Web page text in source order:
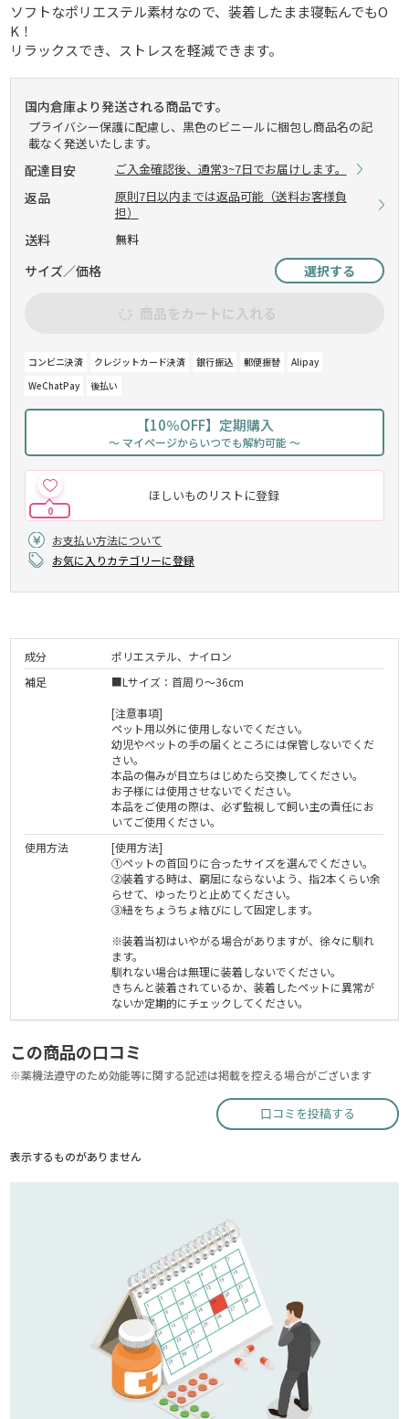
ソフトなポリエステル素材なので、装着したまま寝転んでもO
K！
リラックスでき、ストレスを軽減できます。
国内倉庫より発送される商品です。
プライバシー保護に配慮し、黒色のビニールに梱包し商品名の記
載なく発送いたします。
配達目安 ご入金確認後、通常3~7日でお届けします。
返品
原則7日以内までは返品可能（送料お客様負
担）
送料 無料
サイズ／価格 選択する
商品をカートに入れる
コンビニ決済 クレジットカード決済 銀行振込 郵便振替
Alipay
WeChatPay
後払い
【10％OFF】定期購入
～ マイページからいつでも解約可能 ～
ほしいものリストに登録
0
お支払い方法について
お気に入りカテゴリーに登録
成分
ポリエステル、ナイロン
補足
■Lサイズ：首周り～36cm
[注意事項]
ペット用以外に使用しないでください。
幼児やペットの手の届くところには保管しないでくだ
さい。
本品の傷みが目立ちはじめたら交換してください。
お子様には使用させないでください。
本品をご使用の際は、必ず監視して飼い主の責任にお
いてご使用ください。
使用方法
[使用方法]
①ペットの首回りに合ったサイズを選んでください。
②装着する時は、窮屈にならないよう、指2本くらい余
らせて、ゆったりと止めてください。
③紐をちょうちょ結びにして固定します。
※装着当初はいやがる場合がありますが、徐々に馴れ
ます。
馴れない場合は無理に装着しないでください。
きちんと装着されているか、装着したペットに異常が
ないか定期的にチェックしてください。
この商品の口コミ
※薬機法遵守のため効能等に関する記述は掲載を控える場合がございます
口コミを投稿する
表示するものがありません